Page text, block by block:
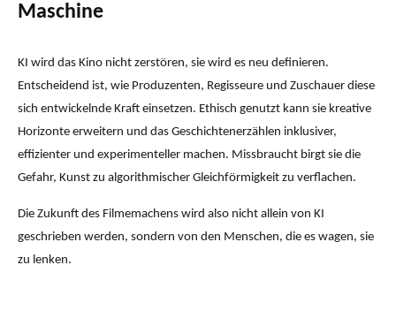
Maschine
KI wird das Kino nicht zerstören, sie wird es neu definieren.
Entscheidend ist, wie Produzenten, Regisseure und Zuschauer diese
sich entwickelnde Kraft einsetzen. Ethisch genutzt kann sie kreative
Horizonte erweitern und das Geschichtenerzählen inklusiver,
effizienter und experimenteller machen. Missbraucht birgt sie die
Gefahr, Kunst zu algorithmischer Gleichförmigkeit zu verflachen.
Die Zukunft des Filmemachens wird also nicht allein von KI
geschrieben werden, sondern von den Menschen, die es wagen, sie
zu lenken.